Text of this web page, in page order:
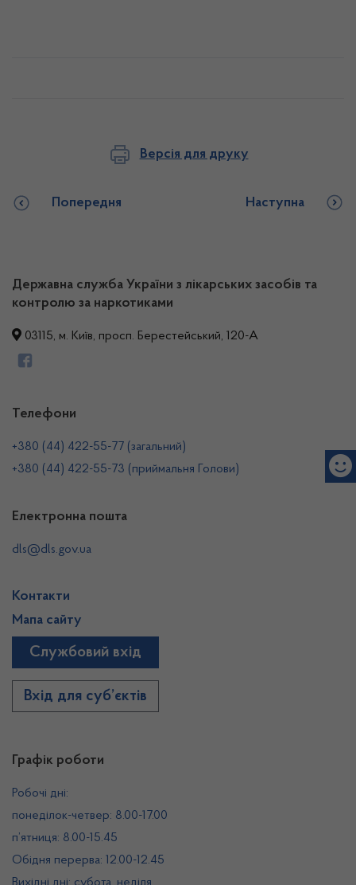
Версія для друку
Попередня Наступна
Державна служба України з лікарських засобів та
контролю за наркотиками
03115, м. Київ, просп. Берестейський, 120-А
Графік роботи
Робочі дні:
понеділок-четвер: 8.00-17.00
п’ятниця: 8.00-15.45
Обідня перерва: 12.00-12.45
Телефони
+380 (44) 422-55-77 (загальний)
+380 (44) 422-55-73 (приймальня Голови)
Електронна пошта
dls@dls.gov.ua
Контакти
Мапа сайту
Службовий вхід
Вхід для суб’єктів